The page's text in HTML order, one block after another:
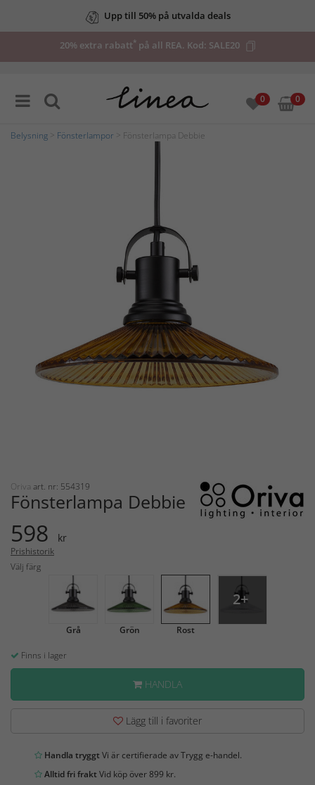
Upp till 50% på utvalda deals
20% extra rabatt*på all REA. Kod: SALE20
0 0
Belysning Fönsterlampor > Fönsterlampa Debbie
Oriva art. nr: 554319
Fönsterlampa Debbie
598 kr
Prishistorik
Välj färg
Grå Grön Rost
2+
Finns i lager
HANDLA
Lägg till i favoriter
Handla tryggtVi är certifierade av Trygg e-handel.
Alltid fri fraktVid köp över 899 kr.